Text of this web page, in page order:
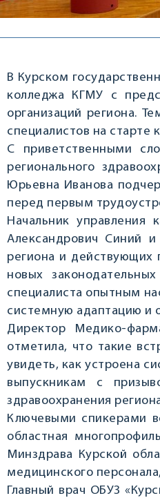
В Курском
колледжа КГМУ с
организаций региона.
специалистов на старте
С приветственными
регионального
Юрьевна Иванова
перед первым
Начальник управления
Александрович Синий и
региона и действующих
новых
специалиста опытным
системную адаптацию и
Директор
отметила, что такие
увидеть, как устроена
выпускникам с
здравоохранения
Ключевыми спикерами
областная
Минздрава Курской
медицинского
Главный врач ОБУЗ